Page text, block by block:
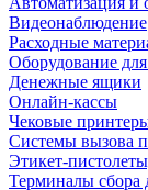
Видеонаблюдение
Расходные
Оборудование
Денежные ящики
Онлайн-кассы
Чековые
Системы вызова
Этикет-
Терминалы сбора